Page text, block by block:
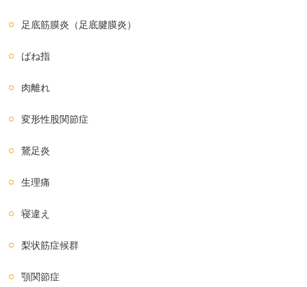
足底筋膜炎（足底腱膜炎）
ばね指
肉離れ
変形性股関節症
鵞足炎
生理痛
寝違え
梨状筋症候群
顎関節症